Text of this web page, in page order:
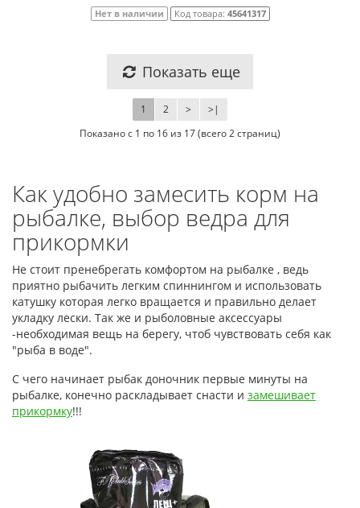
Нет в наличии Код товара: 45641317
Показать еще
1 2 > >|
Показано с 1 по 16 из 17 (всего 2 страниц)
Как удобно замесить корм на
рыбалке, выбор ведра для
прикормки
Не стоит пренебрегать комфортом на рыбалке , ведь
приятно рыбачить легким спиннингом и использовать
катушку которая легко вращается и правильно делает
укладку лески. Так же и рыболовные аксессуары
-необходимая вещь на берегу, чтоб чувствовать себя как
"рыба в воде".
С чего начинает рыбак доночник первые минуты на
рыбалке, конечно раскладывает снасти и замешивает
прикормку!!!